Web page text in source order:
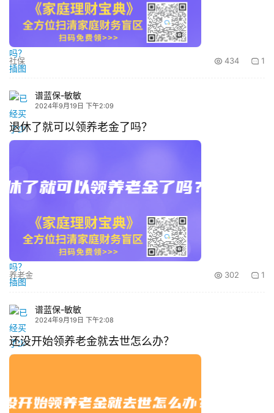
社保 434 1
谱蓝保-敏敏
2024年9月19日 下午2:09
退休了就可以领养老金了吗？
养老金 302 1
谱蓝保-敏敏
2024年9月19日 下午2:08
还没开始领养老金就去世怎么办？